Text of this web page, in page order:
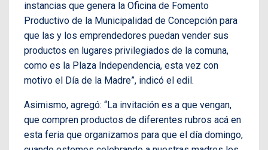
instancias que genera la Oficina de Fomento
Productivo de la Municipalidad de Concepción para
que las y los emprendedores puedan vender sus
productos en lugares privilegiados de la comuna,
como es la Plaza Independencia, esta vez con
motivo el Día de la Madre”, indicó el edil.
Asimismo, agregó: “La invitación es a que vengan,
que compren productos de diferentes rubros acá en
esta feria que organizamos para que el día domingo,